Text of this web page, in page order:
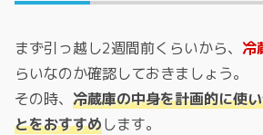
まず引っ越し2週間前くらいから、 冷
らいなのか確認しておきましょう。
その時、 冷蔵庫の中身を計画的に使
とをおすすめします。